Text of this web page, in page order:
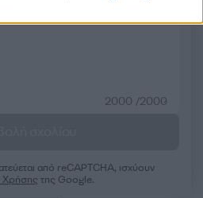
2000 /2000
από reCAPTCHA, ισχύουν
Χρήσης της Google.